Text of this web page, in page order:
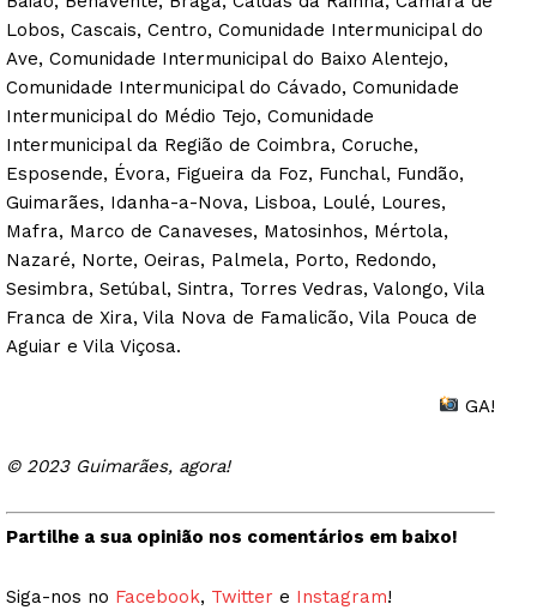
Lobos, Cascais, Centro, Comunidade Intermunicipal do
Ave, Comunidade Intermunicipal do Baixo Alentejo,
Comunidade Intermunicipal do Cávado, Comunidade
Intermunicipal do Médio Tejo, Comunidade
Intermunicipal da Região de Coimbra, Coruche,
Esposende, Évora, Figueira da Foz, Funchal, Fundão,
Guimarães, Idanha-a-Nova, Lisboa, Loulé, Loures,
Mafra, Marco de Canaveses, Matosinhos, Mértola,
Nazaré, Norte, Oeiras, Palmela, Porto, Redondo,
Sesimbra, Setúbal, Sintra, Torres Vedras, Valongo, Vila
Franca de Xira, Vila Nova de Famalicão, Vila Pouca de
Aguiar e Vila Viçosa.
GA!
© 2023 Guimarães, agora!
Partilhe a sua opinião nos comentários em baixo!
Siga-nos no Facebook, Twitter e Instagram!